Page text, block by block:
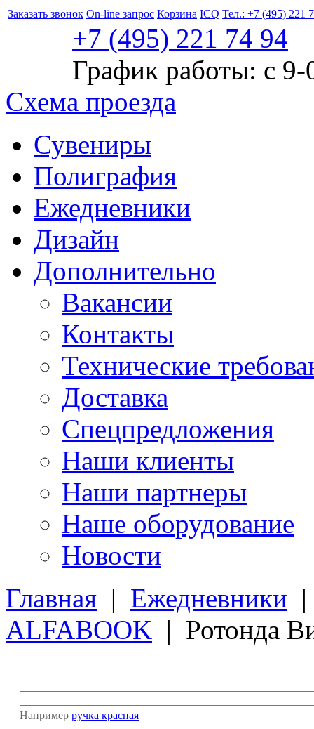
Заказать звонок On-line запрос Корзина ICQ Тел.: +7 (495) 221
+7 (495) 221 74 94
График работы: с
Схема проезда
Сувениры
Полиграфия
Ежедневники
Дизайн
Дополнительно
Вакансии
Контакты
Технические
Доставка
Спецпредложения
Наши клиенты
Наши партнеры
Наше оборудование
Новости
Главная | Ежедневники
ALFABOOK | Ротонда
Например ручка красная